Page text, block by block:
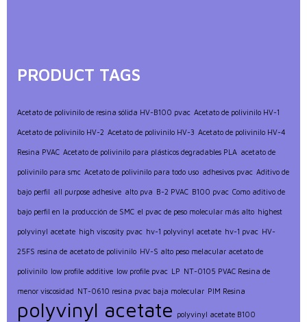
PRODUCT TAGS
Acetato de polivinilo de resina sólida HV-B100 pvac Acetato de polivinilo HV-1
Acetato de polivinilo HV-2 Acetato de polivinilo HV-3 Acetato de polivinilo HV-4
Resina PVAC Acetato de polivinilo para plásticos degradables PLA acetato de
polivinilo para smc Acetato de polivinilo para todo uso adhesivos pvac Aditivo de
bajo perfil all purpose adhesive alto pva B-2 PVAC B100 pvac Como aditivo de
bajo perfil en la producción de SMC el pvac de peso molecular más alto highest
polyvinyl acetate high viscosity pvac hv-1 polyvinyl acetate hv-1 pvac HV-
25FS resina de acetato de polivinilo HV-S alto peso melacular acetato de
polivinilo low profile additive low profile pvac LP NT-0105 PVAC Resina de
menor viscosidad NT-0610 resina pvac baja molecular PIM Resina
polyvinyl acetate polyvinyl acetate B100